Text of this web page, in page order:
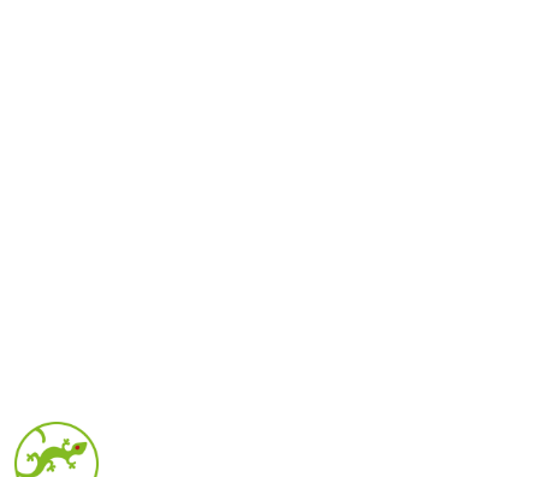
NAZWA
PRODUCENTA:
DJECO